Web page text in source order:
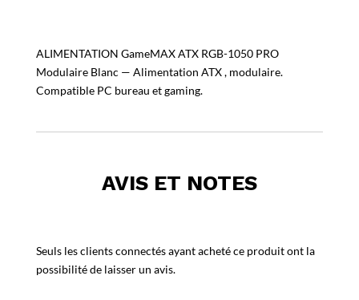
ALIMENTATION GameMAX ATX RGB-1050 PRO
Modulaire Blanc — Alimentation ATX , modulaire.
Compatible PC bureau et gaming.
AVIS ET NOTES
Seuls les clients connectés ayant acheté ce produit ont la
possibilité de laisser un avis.